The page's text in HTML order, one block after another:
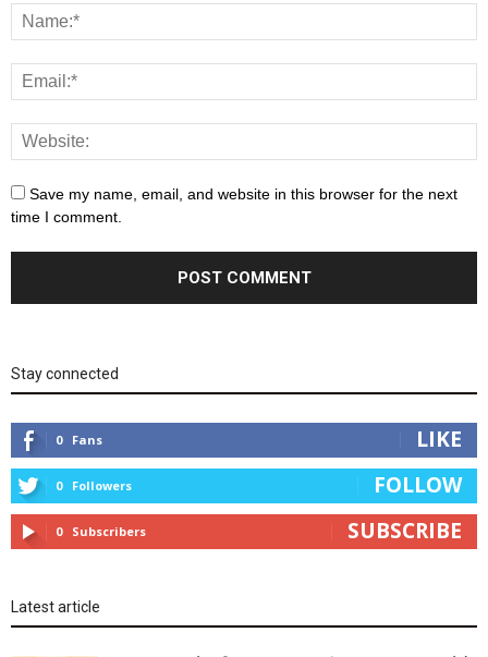
Save my name, email, and website in this browser for the next
time I comment.
Stay connected
0 Fans LIKE
0 Followers FOLLOW
0 Subscribers SUBSCRIBE
Latest article